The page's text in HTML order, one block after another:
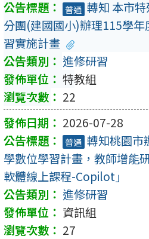
普通 轉知 本市
分團(建國國小)辦理115學
習實施計畫
進修研習
特教組
22
2026-07-28
普通 轉知桃園市
學數位學習計畫，教師增能
軟體線上課程-Copilot」
進修研習
資訊組
27